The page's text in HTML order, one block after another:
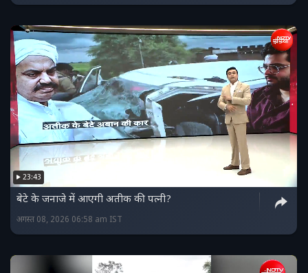
23:43
बेटे के जनाजे में आएगी अतीक की पत्नी?
अगस्त 08, 2026 06:58 am IST